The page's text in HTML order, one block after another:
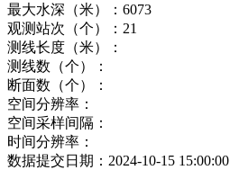
最大水深（米）： 6073
观测站次（个）： 21
测线长度（米）：
测线数（个）：
断面数（个）：
空间分辨率：
空间采样间隔：
时间分辨率：
数据提交日期： 2024-10-15 15:00:00